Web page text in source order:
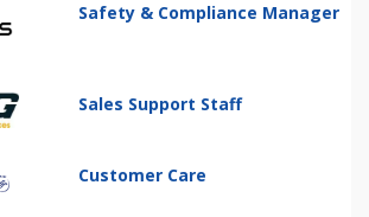
Safety & Compliance Manager
Sales Support Staff
Customer Care